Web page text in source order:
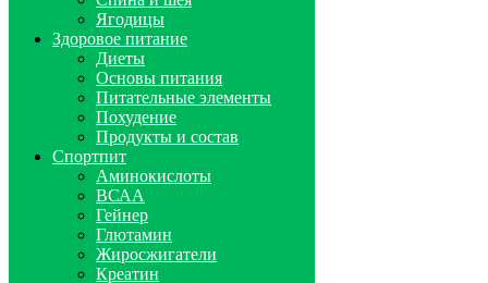
Ягодицы
Здоровое питание
Диеты
Основы питания
Питательные элементы
Похудение
Продукты и состав
Спортпит
Аминокислоты
ВСАА
Гейнер
Глютамин
Жиросжигатели
Креатин